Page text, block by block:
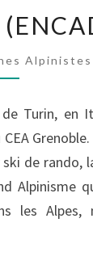
AGNESE
Alpinistes
Turin, en
de rando,
Alpinisme
les